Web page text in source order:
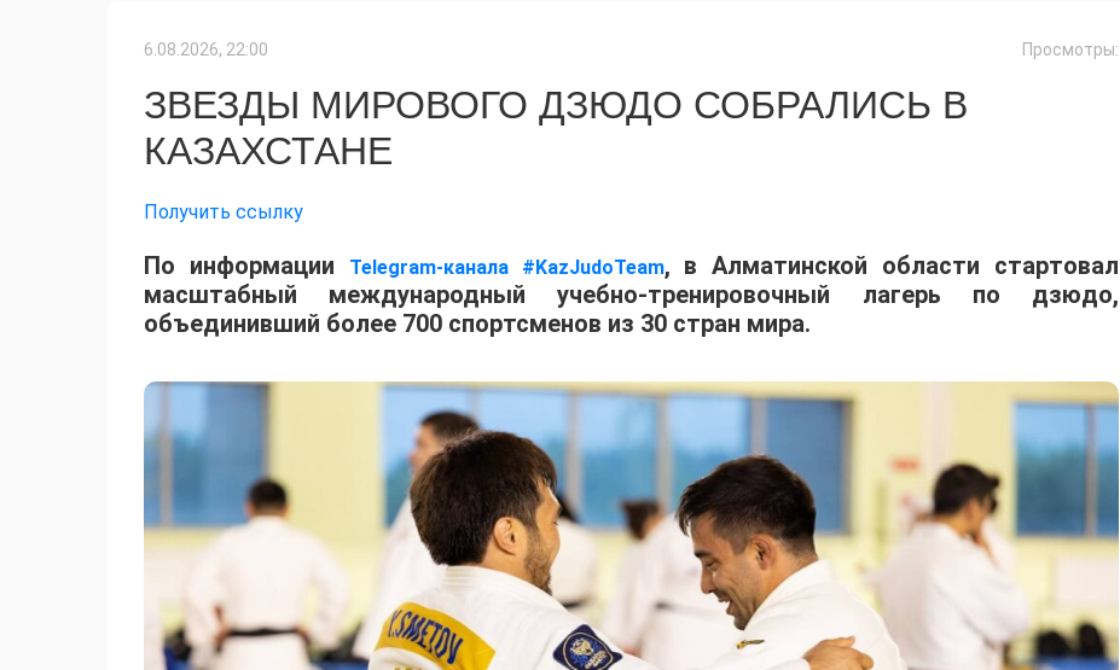
6.08.2026, 22:00 Просмотры:
ЗВЕЗДЫ МИРОВОГО ДЗЮДО СОБРАЛИСЬ В
КАЗАХСТАНЕ
Получить ссылку
По информации Telegram-канала #KazJudoTeam, в Алматинской области стартовал
масштабный международный учебно-тренировочный лагерь по дзюдо,
объединивший более 700 спортсменов из 30 стран мира.